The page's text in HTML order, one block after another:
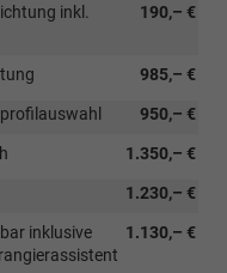
190,– €
inkl.
985,– €
950,– €
1.350,– €
1.230,– €
1.130,– €
inklusive